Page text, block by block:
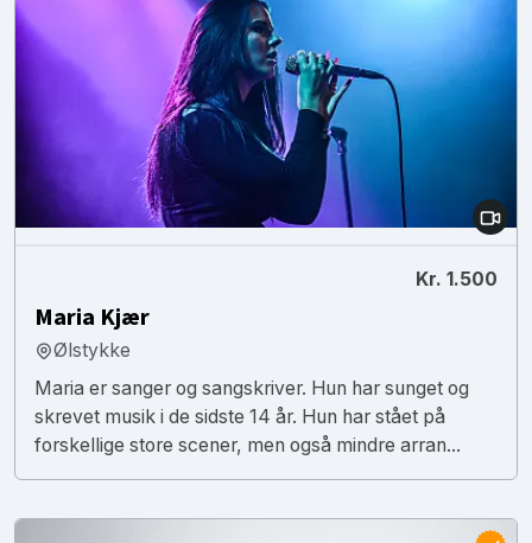
Kr. 1.500
Maria Kjær
Ølstykke
Maria er sanger og sangskriver. Hun har sunget og
skrevet musik i de sidste 14 år. Hun har stået på
forskellige store scener, men også mindre arran...